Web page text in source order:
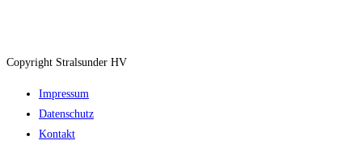
Copyright Stralsunder HV
Impressum
Datenschutz
Kontakt